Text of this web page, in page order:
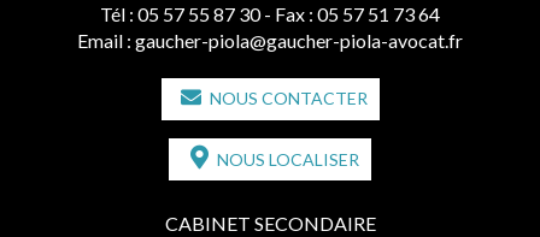
Tél : 05 57 55 87 30 - Fax : 05 57 51 73 64
Email : gaucher-piola@gaucher-piola-avocat.fr
NOUS CONTACTER
NOUS LOCALISER
CABINET SECONDAIRE